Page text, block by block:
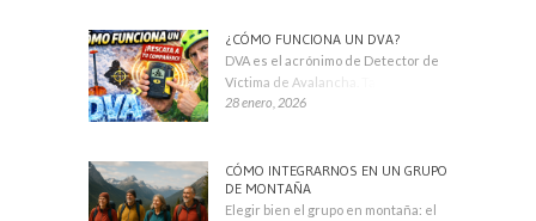
¿CÓMO FUNCIONA UN DVA?
DVA es el acrónimo de Detector de
Víctima de Avalancha. También se
28 enero, 2026
CÓMO INTEGRARNOS EN UN GRUPO
DE MONTAÑA
Elegir bien el grupo en montaña: el